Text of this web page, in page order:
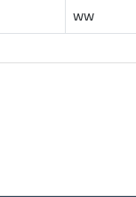
ww